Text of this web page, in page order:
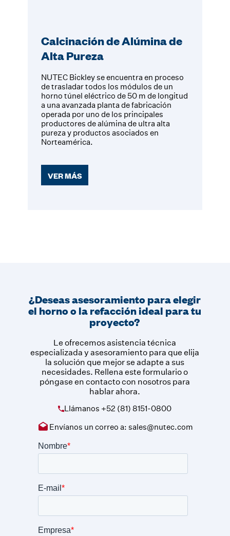
Calcinación de Alúmina de
Alta Pureza
NUTEC Bickley se encuentra en proceso
de trasladar todos los módulos de un
horno túnel eléctrico de 50 m de longitud
a una avanzada planta de fabricación
operada por uno de los principales
productores de alúmina de ultra alta
pureza y productos asociados en
Norteamérica.
VER MÁS
¿Deseas asesoramiento para elegir
el horno o la refacción ideal para tu
proyecto?
Le ofrecemos asistencia técnica
especializada y asesoramiento para que elija
la solución que mejor se adapte a sus
necesidades. Rellena este formulario o
póngase en contacto con nosotros para
hablar ahora.
Llámanos +52 (81) 8151-0800
Envíanos un correo a: sales@nutec.com